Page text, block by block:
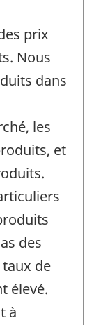
prix
Nous
dans
les
et
des
de
élevé.
à